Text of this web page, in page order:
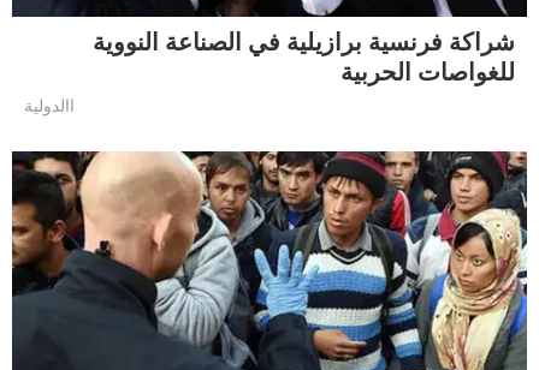
شراكة فرنسية برازيلية في الصناعة النووية
للغواصات الحربية
االدولية